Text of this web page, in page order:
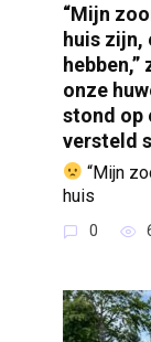
“Mijn
huis zijn,
onze
stond op
versteld
“Mijn
huis
0